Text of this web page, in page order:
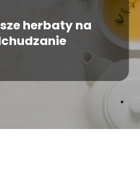
herbaty na